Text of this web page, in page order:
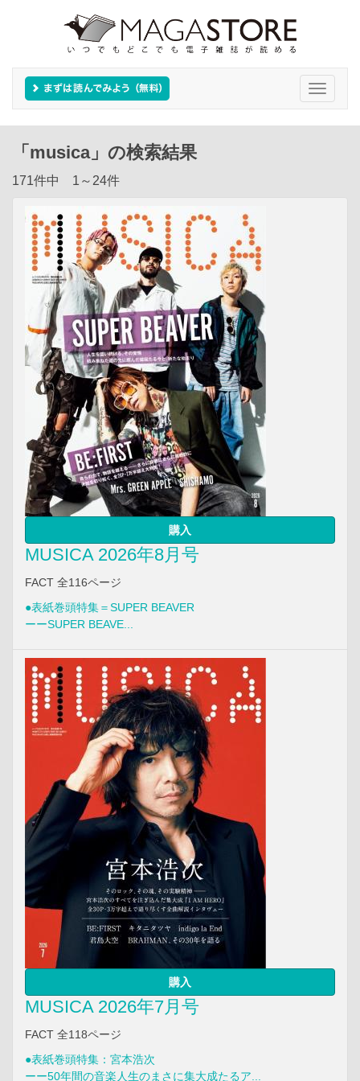
Toggle
「musica」の検索結果
171件中 1～24件
購入
MUSICA 2026年8月号
FACT 全116ページ
●表紙巻頭特集＝SUPER BEAVER
ーーSUPER BEAVE...
購入
MUSICA 2026年7月号
FACT 全118ページ
●表紙巻頭特集：宮本浩次
ーー50年間の音楽人生のまさに集大成たるア...